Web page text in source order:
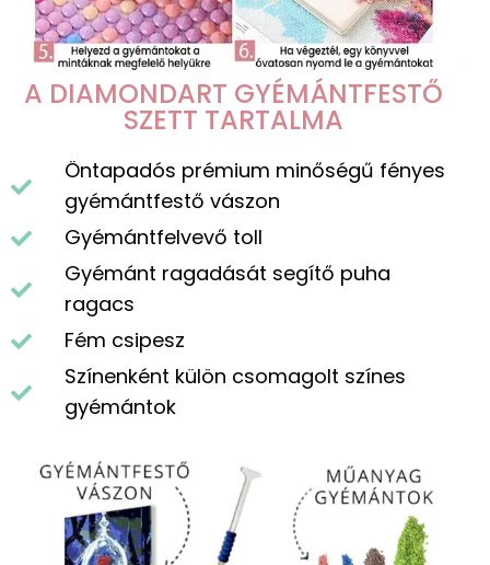
A DIAMONDART GYÉMÁNTFESTŐ
SZETT TARTALMA
Öntapadós prémium minőségű fényes
gyémántfestő vászon
Gyémántfelvevő toll
Gyémánt ragadását segítő puha
ragacs
Fém csipesz
Színenként külön csomagolt színes
gyémántok